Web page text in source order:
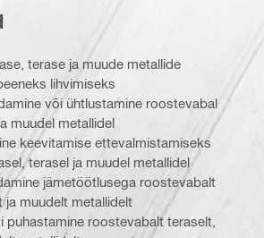
terase ja muude metallide
lihvimiseks
või ühtlustamine roostevabal
muudel metallidel
keevitamise ettevalmistamiseks
terasel ja muudel metallidel
jämetöötlusega roostevabalt
ja muudelt metallidelt
puhastamine roostevabalt teraselt,